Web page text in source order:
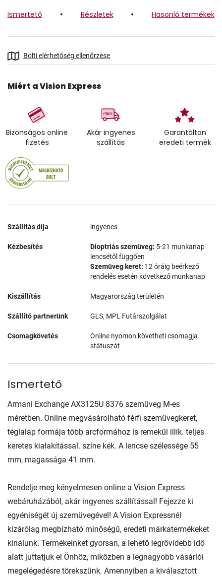
Ismertető Részletek Hasonló termékek
Bolti elérhetőség ellenőrzése
Miért a Vision Express
Bizonságos online
fizetés
Akár ingyenes
szállítás
Garantáltan
eredeti termék
Szállítás díja ingyenes
Kézbesítés Dioptriás szemüveg: 5-21 munkanap
lencsétől függően
Szemüveg keret: 12 óráig beérkező
rendelés esetén következő munkanap
Kiszállítás Magyarország területén
Szállító partnerünk GLS, MPL Futárszolgálat
Csomagkövetés
Online nyomon követheti csomagja
státuszát
Ismertető
Armani Exchange AX3125U 8376 szemüveg M-es
méretben. Online megvásárolható férfi szemüvegkeret,
téglalap formája több arcformához is remekül illik. teljes
keretes kialakítással. színe kék. A lencse szélessége 55
mm, magassága 41 mm.
Rendelje meg kényelmesen online a Vision Express
webáruházából, akár ingyenes szállítással! Fejezze ki
egyéniségét új szemüvegével! A Vision Expressnél
kizárólag megbízható minőségű, eredeti márkatermékeket
kínálunk. Termékeinket gyorsan, a lehető legrövidebb idő
alatt juttatjuk el Önhöz, miközben a legnagyobb vásárlói
megelégedésre törekszünk. Amennyiben a kiválasztott